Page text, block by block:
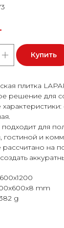
Купить
плитка
решение для
для
гостиной и
на
mm
g